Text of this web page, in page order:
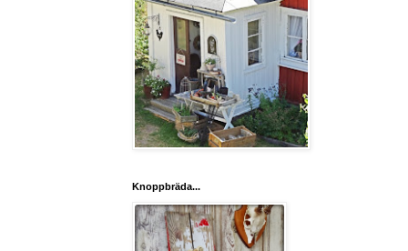
Knoppbräda...